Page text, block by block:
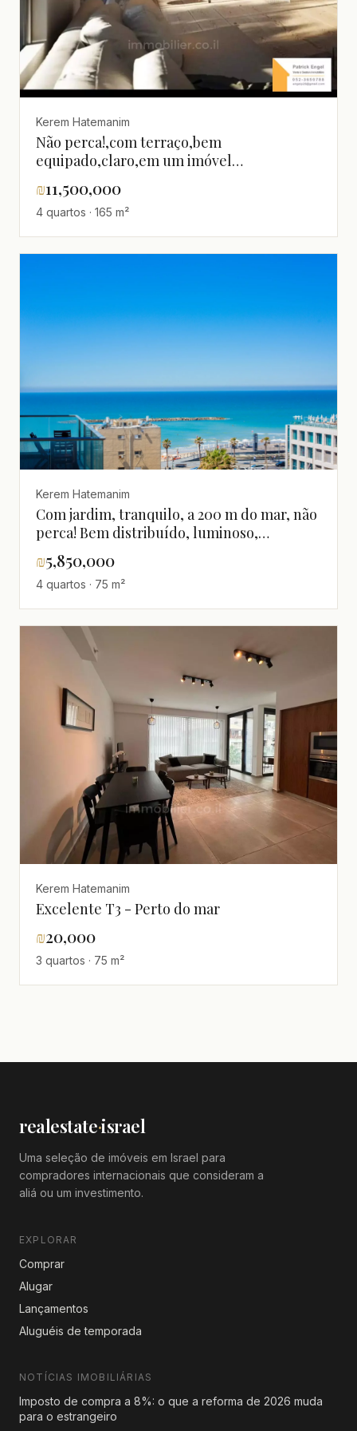
Kerem Hatemanim
Não perca!,com terraço,bem
equipado,claro,em um imóvel
mar,Reformado
₪11,500,000
4 quartos · 165 m²
Kerem Hatemanim
Com jardim, tranquilo, a 200 m do mar, não
perca! Bem distribuído, luminoso,
espaçoso, magnífico, renovado
₪5,850,000
4 quartos · 75 m²
Kerem Hatemanim
Excelente T3 - Perto do mar
₪20,000
3 quartos · 75 m²
realestate·israel
Uma seleção de imóveis em Israel para
compradores internacionais que consideram a
aliá ou um investimento.
EXPLORAR
Comprar
Alugar
Lançamentos
Aluguéis de temporada
NOTÍCIAS IMOBILIÁRIAS
Imposto de compra a 8%: o que a reforma de 2026 muda
para o estrangeiro